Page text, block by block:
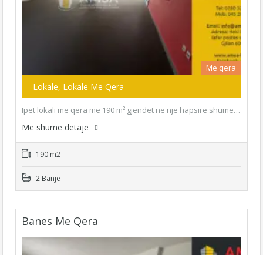
Me qera
- Lokale, Lokale Me Qera
Ipet lokali me qera me 190 m² gjendet në një hapsirë shumë…
Më shumë detaje
190 m2
2 Banjë
Banes Me Qera